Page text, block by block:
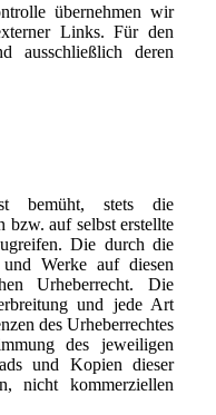
übernehmen wir
Links. Für den
ausschließlich deren
bemüht, stets die
bzw. auf selbst erstellte
Die durch die
und Werke auf diesen
Urheberrecht. Die
und jede Art
des Urheberrechtes
des jeweiligen
und Kopien dieser
nicht kommerziellen